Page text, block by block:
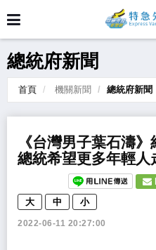
總統府新聞
首頁 機關新聞 總統府新聞
《台灣男子葉石濤
總統希望更多年輕
大
中 小
2022-06-11 20:27:00